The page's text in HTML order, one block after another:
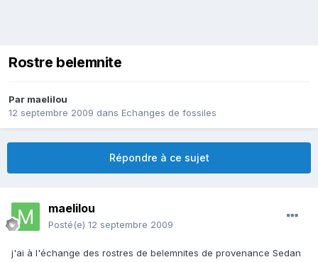
Rostre belemnite
Par maelilou
12 septembre 2009 dans Echanges de fossiles
Répondre à ce sujet
maelilou
Posté(e) 12 septembre 2009
j'ai à l'échange des rostres de belemnites de provenance Sedan